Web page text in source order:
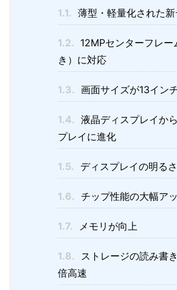
1.1. 薄型・軽量化された
1.2. 12MPセンターフレー
き）に対応
1.3. 画面サイズが13イン
1.4. 液晶ディスプレイか
プレイに進化
1.5. ディスプレイの明る
1.6. チップ性能の大幅ア
1.7. メモリが向上
1.8. ストレージの読み書
倍高速